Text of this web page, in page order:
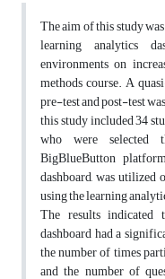
The aim of this study
learning analytics
environments on
methods course. A
pre-test and post-test
this study included 34
who were selected
BigBlueButton
dashboard, was utilized
using the learning
The results indicated
dashboard had a
the number of times
and the number of